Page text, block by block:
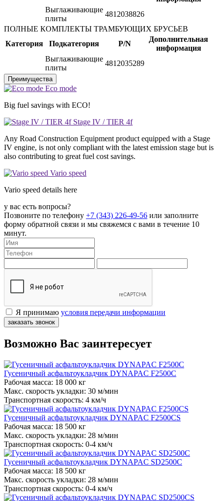
Выглаживающие
плиты
4812038826
ПОЛНЫЕ КОМПЛЕКТЫ ТРАМБУЮЩИХ БРУСЬЕВ
Категория
Подкатегория P/N
Дополнительная
информация
Выглаживающие
плиты
4812035289
Преимущества
Eco mode
Big fuel savings with ECO!
Stage IV / TIER 4f
Any Road Construction Equipment product equipped with a Stage
IV engine, is not only compliant with the latest emission stage but is
also contributing to great fuel cost savings.
Vario speed
Vario speed details here
у вас есть вопросы?
Позвоните по телефону +7 (343) 226-49-56 или заполните
форму обратной связи и мы свяжемся с вами в течение 10
минут.
Я принимаю условия передачи информации
заказать звонок
Возможно Вас заинтересует
Гусеничный асфальтоукладчик DYNAPAC F2500C
Рабочая масса: 18 000 кг
Макс. скорость укладки: 30 м/мин
Транспортная скорость: 4 км/ч
Гусеничный асфальтоукладчик DYNAPAC F2500CS
Рабочая масса: 18 500 кг
Макс. скорость укладки: 28 м/мин
Транспортная скорость: 0-4 км/ч
Гусеничный асфальтоукладчик DYNAPAC SD2500C
Рабочая масса: 18 500 кг
Макс. скорость укладки: 28 м/мин
Транспортная скорость: 0-4 км/ч